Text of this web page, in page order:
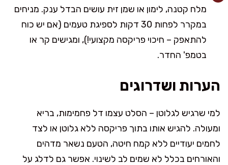
מלח קטנה, לימון או שמן זית עושים הבדל ענק. מניחים
במקרר לפחות 30 דקות לספיגת טעמים (אם יש כוח
להתאפק – חיכוי פריקסה מקצועי!), ומגישים קר או
בטמפ' החדר.
הערות ושדרוגים
למי שרגיש לגלוטן – הסלט עצמו דל פחמימות, בריא
ומעולה. להגיש אותו בתוך פריקסה ללא גלוטן או לצד
לחמים יעודיים ללא קמח חיטה, הטעם נשאר מדהים
והאורחים בכלל לא שמים לב לשינוי. אפשר גם לדלג על